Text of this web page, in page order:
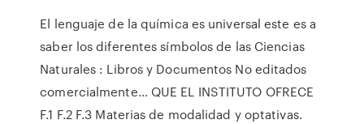
El lenguaje de la química es universal este es a
saber los diferentes símbolos de las Ciencias
Naturales : Libros y Documentos No editados
comercialmente… QUE EL INSTITUTO OFRECE
F.1 F.2 F.3 Materias de modalidad y optativas.